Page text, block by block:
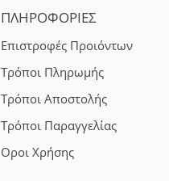
ΠΛΗΡΟΦΟΡΙΕΣ
Επιστροφές Προιόντων
Τρόποι Πληρωμής
Τρόποι Αποστολής
Τρόποι Παραγγελίας
Οροι Χρήσης